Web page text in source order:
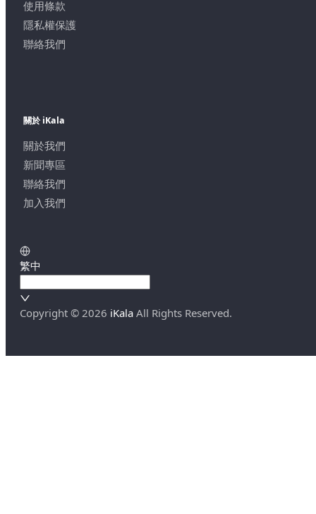
使用條款
隱私權保護
聯絡我們
關於 iKala
關於我們
新聞專區
聯絡我們
加入我們
繁中
Copyright © 2026 iKala All Rights Reserved.